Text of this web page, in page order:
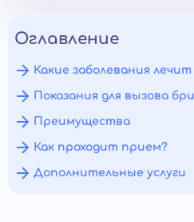
Оглавление
Какие заболевания
Показания для вызова
Преимущества
Как проходит прием?
Дополнительные услуги